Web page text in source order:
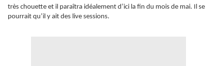
très chouette et il paraîtra idéalement d’ici la fin du mois de mai. Il se
pourrait qu’il y ait des live sessions.